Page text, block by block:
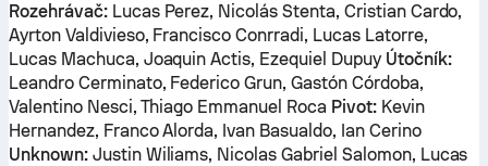
Rozehrávač:Lucas Perez, Nicolás Stenta, Cristian Cardo,
Ayrton Valdivieso, Francisco Conrradi, Lucas Latorre,
Lucas Machuca, Joaquin Actis, Ezequiel Dupuy Útočník:
Leandro Cerminato, Federico Grun, Gastón Córdoba,
Valentino Nesci, Thiago Emmanuel Roca Pivot:Kevin
Hernandez, Franco Alorda, Ivan Basualdo, Ian Cerino
Unknown:Justin Wiliams, Nicolas Gabriel Salomon, Lucas